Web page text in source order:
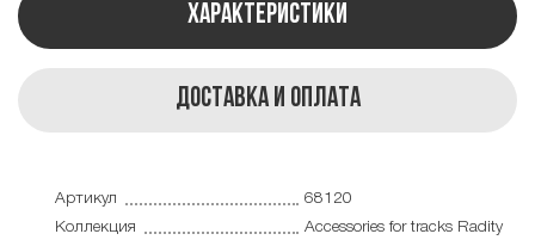
Характеристики
Доставка и оплата
Артикул
68120
Коллекция
Accessories for tracks Radity